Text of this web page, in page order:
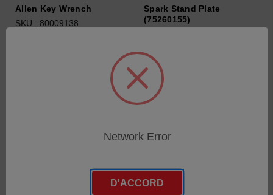
Allen Key Wrench
SKU : 80009138
Spark Stand Plate
(75260155)
Connectez-vous pour
connaître les tarifs
Network Error
D'ACCORD